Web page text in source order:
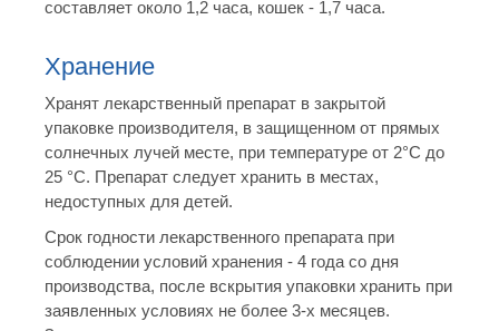
составляет около 1,2 часа, кошек - 1,7 часа.
Хранение
Хранят лекарственный препарат в закрытой
упаковке производителя, в защищенном от прямых
солнечных лучей месте, при температуре от 2°С до
25 °С. Препарат следует хранить в местах,
недоступных для детей.
Срок годности лекарственного препарата при
соблюдении условий хранения - 4 года со дня
производства, после вскрытия упаковки хранить при
заявленных условиях не более 3-х месяцев.